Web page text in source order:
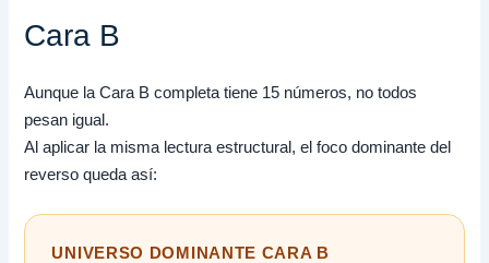
Cara B
Aunque la Cara B completa tiene 15 números, no todos
pesan igual.
Al aplicar la misma lectura estructural, el foco dominante del
reverso queda así:
UNIVERSO DOMINANTE CARA B